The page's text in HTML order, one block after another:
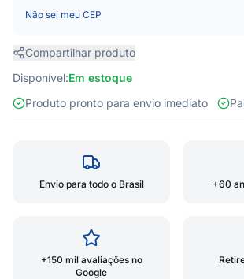
Não sei meu CEP
Compartilhar produto
Disponível:Em estoque
Produto pronto para envio imediato
Envio para todo o Brasil +60
+150 mil avaliações no
Google